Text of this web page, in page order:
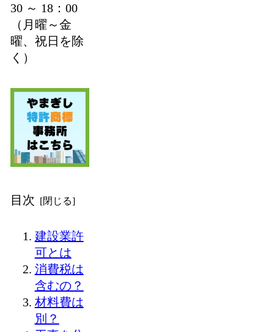
30 ～ 18：00
（月曜～金
曜、祝日を除
く）
目次
建設業許
可とは
消費税は
含むの？
材料費は
別？